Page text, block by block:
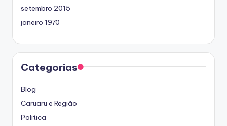
setembro 2015
janeiro 1970
Categorias
Blog
Caruaru e Região
Politica